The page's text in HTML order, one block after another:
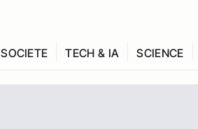
SOCIETE TECH & IA SCIENCE